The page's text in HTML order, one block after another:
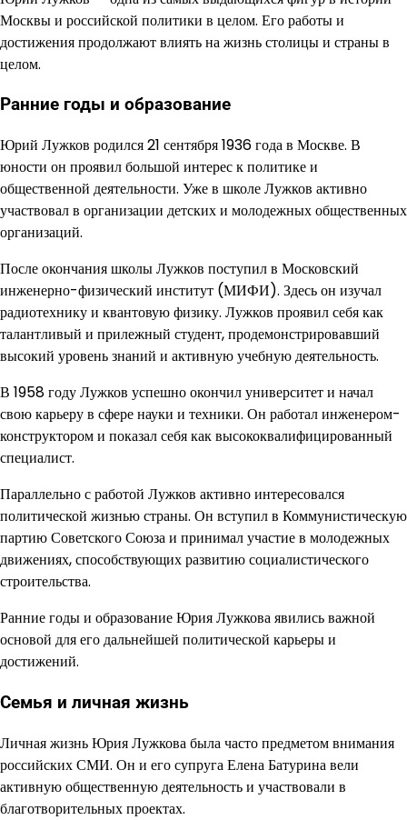
Москвы и российской политики в целом. Его работы и
достижения продолжают влиять на жизнь столицы и страны в
целом.
Ранние годы и образование
Юрий Лужков родился 21 сентября 1936 года в Москве. В
юности он проявил большой интерес к политике и
общественной деятельности. Уже в школе Лужков активно
участвовал в организации детских и молодежных общественных
организаций.
После окончания школы Лужков поступил в Московский
инженерно-физический институт (МИФИ). Здесь он изучал
радиотехнику и квантовую физику. Лужков проявил себя как
талантливый и прилежный студент, продемонстрировавший
высокий уровень знаний и активную учебную деятельность.
В 1958 году Лужков успешно окончил университет и начал
свою карьеру в сфере науки и техники. Он работал инженером-
конструктором и показал себя как высококвалифицированный
специалист.
Параллельно с работой Лужков активно интересовался
политической жизнью страны. Он вступил в Коммунистическую
партию Советского Союза и принимал участие в молодежных
движениях, способствующих развитию социалистического
строительства.
Ранние годы и образование Юрия Лужкова явились важной
основой для его дальнейшей политической карьеры и
достижений.
Семья и личная жизнь
Личная жизнь Юрия Лужкова была часто предметом внимания
российских СМИ. Он и его супруга Елена Батурина вели
активную общественную деятельность и участвовали в
благотворительных проектах.